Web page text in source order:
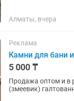
Алматы, вчера
Реклама
Камни для бани
5 000 ₸
Продажа оптом и в
(змеевик)